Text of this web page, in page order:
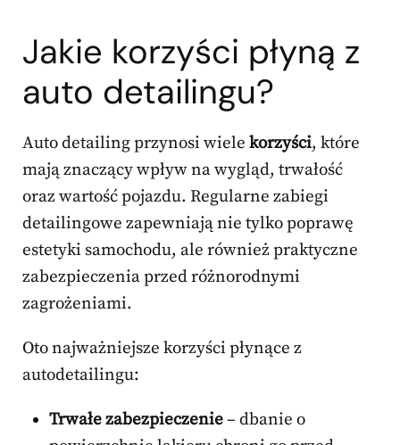
Jakie korzyści płyną z
auto detailingu?
Auto detailing przynosi wiele korzyści, które
mają znaczący wpływ na wygląd, trwałość
oraz wartość pojazdu. Regularne zabiegi
detailingowe zapewniają nie tylko poprawę
estetyki samochodu, ale również praktyczne
zabezpieczenia przed różnorodnymi
zagrożeniami.
Oto najważniejsze korzyści płynące z
autodetailingu:
Trwałe zabezpieczenie– dbanie o